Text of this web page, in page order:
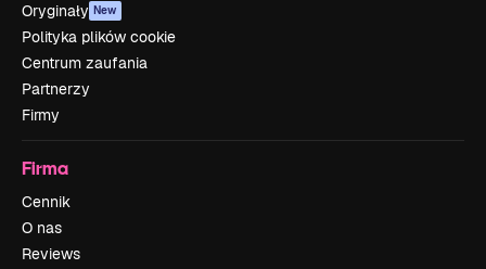
Oryginały New
Polityka plików cookie
Centrum zaufania
Partnerzy
Firmy
Firma
Cennik
O nas
Reviews